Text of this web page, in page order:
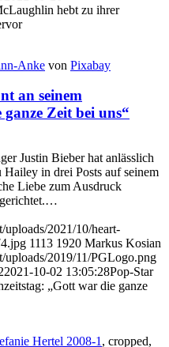
hebt zu ihrer
Anke von Pixabay
an seinem
Zeit bei uns“
Justin Bieber hat anlässlich
Hailey in drei Posts auf seinem
Liebe zum Ausdruck
gerichtet.…
uploads/2021/10/heart-
1113 1920 Markus Kosian
uploads/2019/11/PGLogo.png
2021-10-02 13:05:28Pop-Star
„Gott war die ganze
Hertel 2008-1 , cropped,